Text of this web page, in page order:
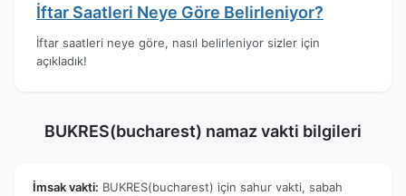
İftar Saatleri Neye Göre Belirleniyor?
İftar saatleri neye göre, nasıl belirleniyor sizler için
açıkladık!
BUKRES(bucharest) namaz vakti bilgileri
İmsak vakti: BUKRES(bucharest) için sahur vakti, sabah